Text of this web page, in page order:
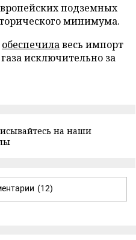
подземных
минимума.
обеспечилавесь импорт
исключительно за
на наши
(12)